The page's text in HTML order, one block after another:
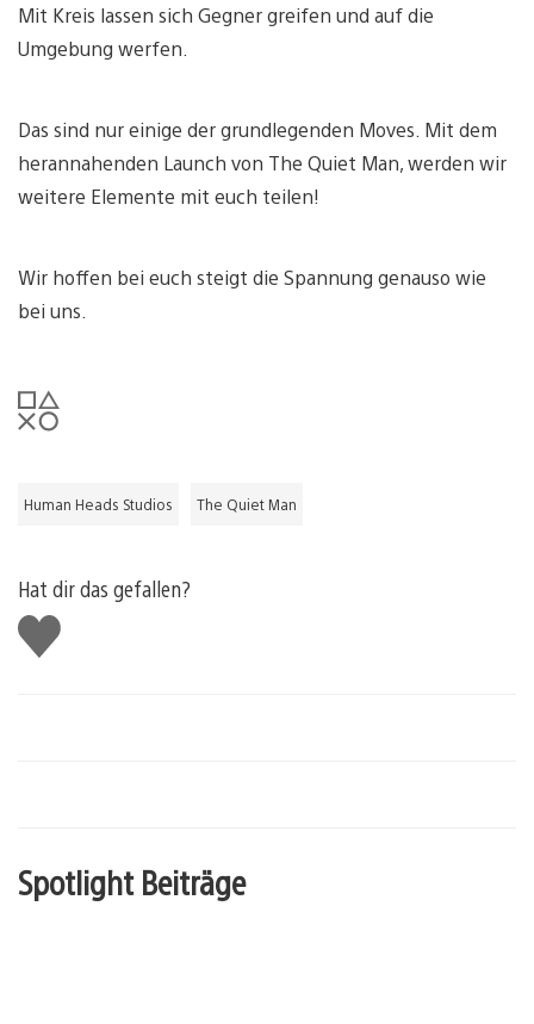
Mit Kreis lassen sich Gegner greifen und auf die
Umgebung werfen.
Das sind nur einige der grundlegenden Moves. Mit dem
herannahenden Launch von The Quiet Man, werden wir
weitere Elemente mit euch teilen!
Wir hoffen bei euch steigt die Spannung genauso wie
bei uns.
Human Heads Studios The Quiet Man
Hat dir das gefallen?
Gefällt
mir
Spotlight Beiträge